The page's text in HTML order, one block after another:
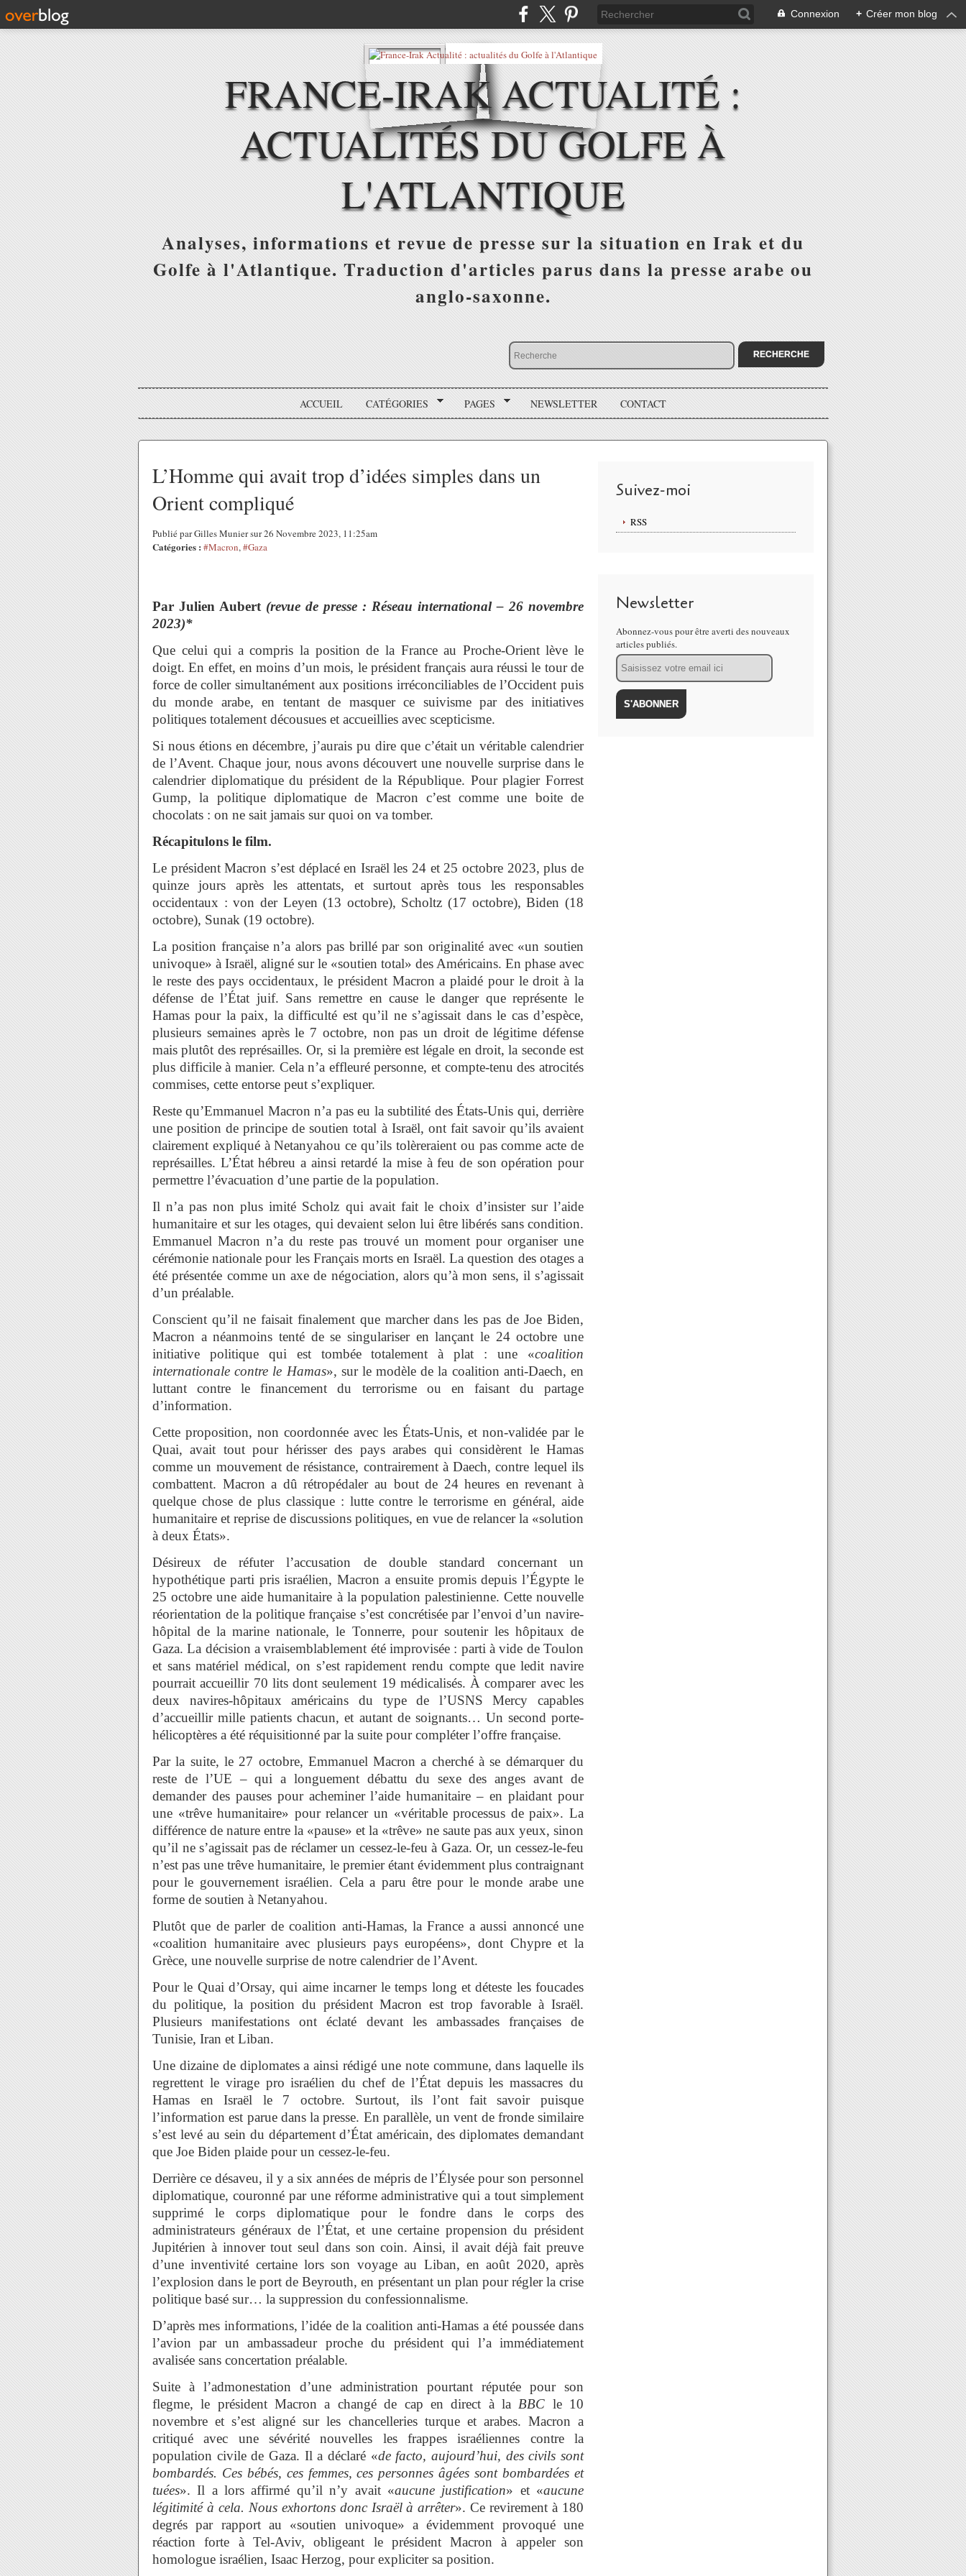
Connexion + Créer mon blog
FRANCE-IRAK ACTUALITÉ :
ACTUALITÉS DU GOLFE À
L'ATLANTIQUE
Analyses, informations et revue de presse sur la situation en Irak et du
Golfe à l'Atlantique. Traduction d'articles parus dans la presse arabe ou
anglo-saxonne.
ACCUEIL CATÉGORIES PAGES NEWSLETTER CONTACT
L’Homme qui avait trop d’idées simples dans un
Orient compliqué
Publié par Gilles Munier sur 26 Novembre 2023, 11:25am
Catégories : #Macron,#Gaza
Par Julien Aubert (revue de presse : Réseau international – 26 novembre
2023)*
Que celui qui a compris la position de la France au Proche-Orient lève le
doigt. En effet, en moins d’un mois, le président français aura réussi le tour de
force de coller simultanément aux positions irréconciliables de l’Occident puis
du monde arabe, en tentant de masquer ce suivisme par des initiatives
politiques totalement décousues et accueillies avec scepticisme.
Si nous étions en décembre, j’aurais pu dire que c’était un véritable calendrier
de l’Avent. Chaque jour, nous avons découvert une nouvelle surprise dans le
calendrier diplomatique du président de la République. Pour plagier Forrest
Gump, la politique diplomatique de Macron c’est comme une boite de
chocolats : on ne sait jamais sur quoi on va tomber.
Récapitulons le film.
Le président Macron s’est déplacé en Israël les 24 et 25 octobre 2023, plus de
quinze jours après les attentats, et surtout après tous les responsables
occidentaux : von der Leyen (13 octobre), Scholtz (17 octobre), Biden (18
octobre), Sunak (19 octobre).
La position française n’a alors pas brillé par son originalité avec «un soutien
univoque» à Israël, aligné sur le «soutien total» des Américains. En phase avec
le reste des pays occidentaux, le président Macron a plaidé pour le droit à la
défense de l’État juif. Sans remettre en cause le danger que représente le
Hamas pour la paix, la difficulté est qu’il ne s’agissait dans le cas d’espèce,
plusieurs semaines après le 7 octobre, non pas un droit de légitime défense
mais plutôt des représailles. Or, si la première est légale en droit, la seconde est
plus difficile à manier. Cela n’a effleuré personne, et compte-tenu des atrocités
commises, cette entorse peut s’expliquer.
Reste qu’Emmanuel Macron n’a pas eu la subtilité des États-Unis qui, derrière
une position de principe de soutien total à Israël, ont fait savoir qu’ils avaient
clairement expliqué à Netanyahou ce qu’ils tolèreraient ou pas comme acte de
représailles. L’État hébreu a ainsi retardé la mise à feu de son opération pour
permettre l’évacuation d’une partie de la population.
Il n’a pas non plus imité Scholz qui avait fait le choix d’insister sur l’aide
humanitaire et sur les otages, qui devaient selon lui être libérés sans condition.
Emmanuel Macron n’a du reste pas trouvé un moment pour organiser une
cérémonie nationale pour les Français morts en Israël. La question des otages a
été présentée comme un axe de négociation, alors qu’à mon sens, il s’agissait
d’un préalable.
Conscient qu’il ne faisait finalement que marcher dans les pas de Joe Biden,
Macron a néanmoins tenté de se singulariser en lançant le 24 octobre une
initiative politique qui est tombée totalement à plat : une «coalition
internationale contre le Hamas», sur le modèle de la coalition anti-Daech, en
luttant contre le financement du terrorisme ou en faisant du partage
d’information.
Cette proposition, non coordonnée avec les États-Unis, et non-validée par le
Quai, avait tout pour hérisser des pays arabes qui considèrent le Hamas
comme un mouvement de résistance, contrairement à Daech, contre lequel ils
combattent. Macron a dû rétropédaler au bout de 24 heures en revenant à
quelque chose de plus classique : lutte contre le terrorisme en général, aide
humanitaire et reprise de discussions politiques, en vue de relancer la «solution
à deux États».
Désireux de réfuter l’accusation de double standard concernant un
hypothétique parti pris israélien, Macron a ensuite promis depuis l’Égypte le
25 octobre une aide humanitaire à la population palestinienne. Cette nouvelle
réorientation de la politique française s’est concrétisée par l’envoi d’un navire-
hôpital de la marine nationale, le Tonnerre, pour soutenir les hôpitaux de
Gaza. La décision a vraisemblablement été improvisée : parti à vide de Toulon
et sans matériel médical, on s’est rapidement rendu compte que ledit navire
pourrait accueillir 70 lits dont seulement 19 médicalisés. À comparer avec les
deux navires-hôpitaux américains du type de l’USNS Mercy capables
d’accueillir mille patients chacun, et autant de soignants… Un second porte-
hélicoptères a été réquisitionné par la suite pour compléter l’offre française.
Par la suite, le 27 octobre, Emmanuel Macron a cherché à se démarquer du
reste de l’UE – qui a longuement débattu du sexe des anges avant de
demander des pauses pour acheminer l’aide humanitaire – en plaidant pour
une «trêve humanitaire» pour relancer un «véritable processus de paix». La
différence de nature entre la «pause» et la «trêve» ne saute pas aux yeux, sinon
qu’il ne s’agissait pas de réclamer un cessez-le-feu à Gaza. Or, un cessez-le-feu
n’est pas une trêve humanitaire, le premier étant évidemment plus contraignant
pour le gouvernement israélien. Cela a paru être pour le monde arabe une
forme de soutien à Netanyahou.
Plutôt que de parler de coalition anti-Hamas, la France a aussi annoncé une
«coalition humanitaire avec plusieurs pays européens», dont Chypre et la
Grèce, une nouvelle surprise de notre calendrier de l’Avent.
Pour le Quai d’Orsay, qui aime incarner le temps long et déteste les foucades
du politique, la position du président Macron est trop favorable à Israël.
Plusieurs manifestations ont éclaté devant les ambassades françaises de
Tunisie, Iran et Liban.
Une dizaine de diplomates a ainsi rédigé une note commune, dans laquelle ils
regrettent le virage pro israélien du chef de l’État depuis les massacres du
Hamas en Israël le 7 octobre. Surtout, ils l’ont fait savoir puisque
l’information est parue dans la presse. En parallèle, un vent de fronde similaire
s’est levé au sein du département d’État américain, des diplomates demandant
que Joe Biden plaide pour un cessez-le-feu.
Derrière ce désaveu, il y a six années de mépris de l’Élysée pour son personnel
diplomatique, couronné par une réforme administrative qui a tout simplement
supprimé le corps diplomatique pour le fondre dans le corps des
administrateurs généraux de l’État, et une certaine propension du président
Jupitérien à innover tout seul dans son coin. Ainsi, il avait déjà fait preuve
d’une inventivité certaine lors son voyage au Liban, en août 2020, après
l’explosion dans le port de Beyrouth, en présentant un plan pour régler la crise
politique basé sur… la suppression du confessionnalisme.
D’après mes informations, l’idée de la coalition anti-Hamas a été poussée dans
l’avion par un ambassadeur proche du président qui l’a immédiatement
avalisée sans concertation préalable.
Suite à l’admonestation d’une administration pourtant réputée pour son
flegme, le président Macron a changé de cap en direct à la BBC le 10
novembre et s’est aligné sur les chancelleries turque et arabes. Macron a
critiqué avec une sévérité nouvelles les frappes israéliennes contre la
population civile de Gaza. Il a déclaré «de facto, aujourd’hui, des civils sont
bombardés. Ces bébés, ces femmes, ces personnes âgées sont bombardées et
tuées». Il a lors affirmé qu’il n’y avait «aucune justification» et «aucune
légitimité à cela. Nous exhortons donc Israël à arrêter». Ce revirement à 180
degrés par rapport au «soutien univoque» a évidemment provoqué une
réaction forte à Tel-Aviv, obligeant le président Macron à appeler son
homologue israélien, Isaac Herzog, pour expliciter sa position.
Suivez-moi
RSS
Newsletter
Abonnez-vous pour être averti des nouveaux
articles publiés.
Email